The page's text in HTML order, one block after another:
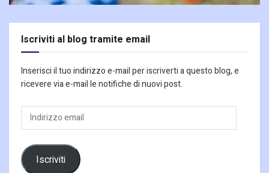
Iscriviti al blog tramite email
Inserisci il tuo indirizzo e-mail per iscriverti a questo blog, e
ricevere via e-mail le notifiche di nuovi post.
Indirizzo
email
Iscriviti